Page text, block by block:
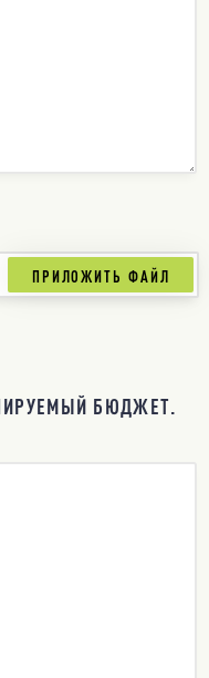
БЮДЖЕТ.